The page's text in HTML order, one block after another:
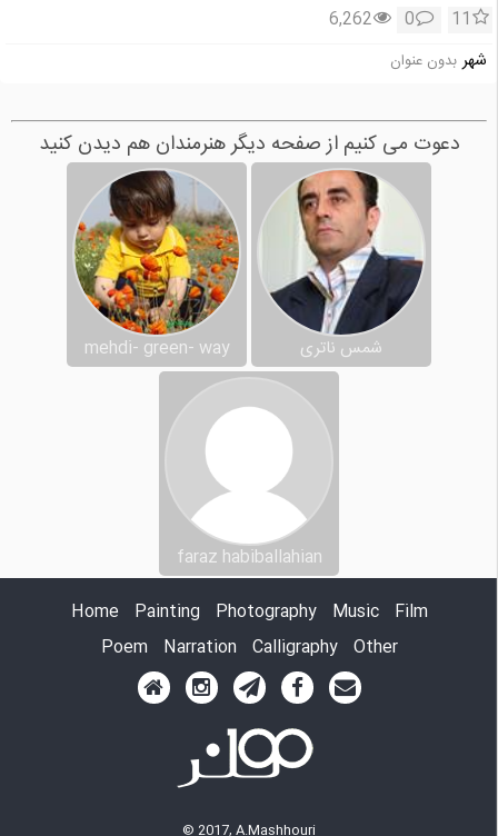
11
0
6,262
شهر بدون عنوان
دعوت می کنیم از صفحه دیگر هنرمندان هم دیدن کنید
شمس ناتری mehdi- green- way
faraz habiballahian
Home
Painting Photography Music
Film
Poem
Narration Calligraphy Other
© 2017, A.Mashhouri